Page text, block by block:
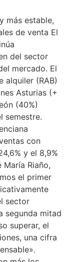
más estable,
de venta El
del sector
mercado. El
alquiler (RAB)
Asturias (+
(40%)
semestre.
con
y el 8,9%
Riaño,
el primer
sector
segunda mitad
superar, el
una cifra